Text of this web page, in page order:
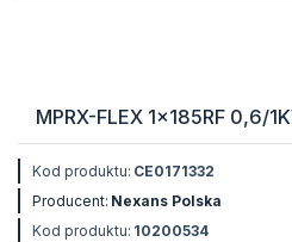
MPRX-FLEX 1x185RF 0,6/
Kod produktu: CE0171332
Producent: Nexans Polska
Kod produktu: 10200534